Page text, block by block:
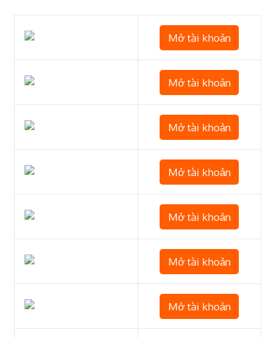
Mở tài khoản
Mở tài khoản
Mở tài khoản
Mở tài khoản
Mở tài khoản
Mở tài khoản
Mở tài khoản